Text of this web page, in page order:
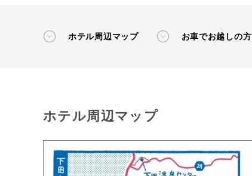
ホテル周辺マップ お車でお越しの方
ホテル周辺マップ